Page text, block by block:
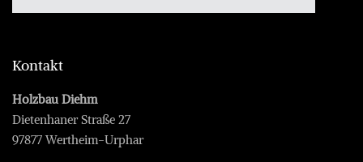
Kontakt
Holzbau Diehm
Dietenhaner Straße 27
97877 Wertheim-Urphar